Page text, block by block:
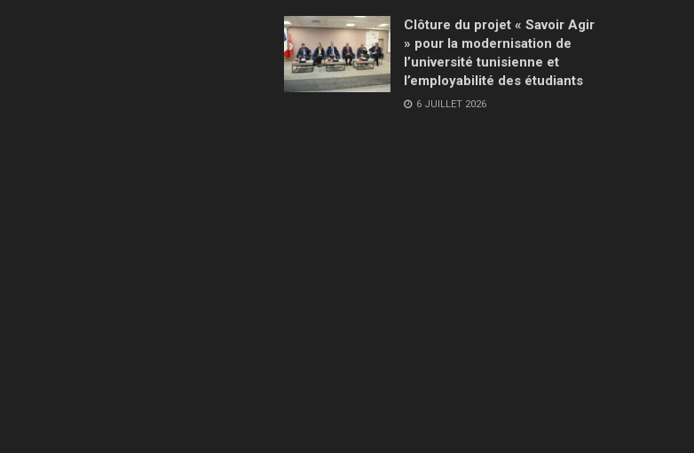
Clôture du projet « Savoir Agir
» pour la modernisation de
l’université tunisienne et
l’employabilité des étudiants
6 JUILLET 2026